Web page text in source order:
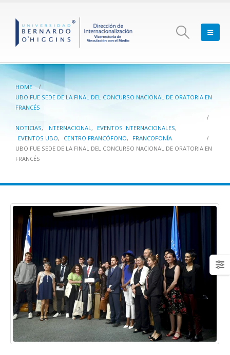
HOME
UBO FUE SEDE DE LA FINAL DEL CONCURSO NACIONAL DE ORATORIA EN
FRANCÉS
NOTICIAS, INTERNACIONAL, EVENTOS INTERNACIONALES,
EVENTOS UBO, CENTRO FRANCÓFONO,
FRANCOFONÍA
UBO FUE SEDE DE LA FINAL DEL CONCURSO NACIONAL DE ORATORIA EN
FRANCÉS